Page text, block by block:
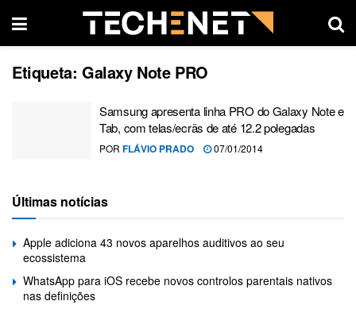
Etiqueta: Galaxy Note PRO
Samsung apresenta linha PRO do Galaxy Note e
Tab, com telas/ecrãs de até 12.2 polegadas
POR FLÁVIO PRADO 07/01/2014
Últimas notícias
Apple adiciona 43 novos aparelhos auditivos ao seu
ecossistema
WhatsApp para iOS recebe novos controlos parentais nativos
nas definições